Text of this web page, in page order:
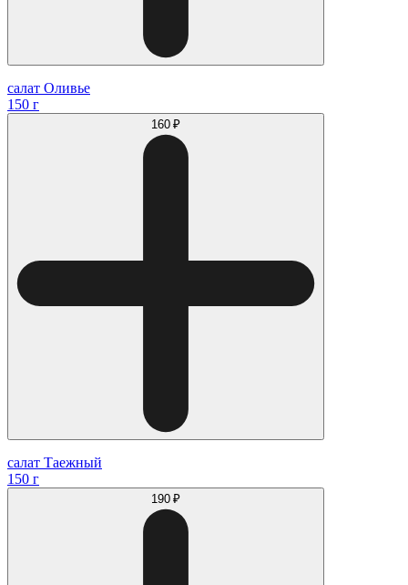
салат Оливье
150 г
160 ₽
салат Таежный
150 г
190 ₽